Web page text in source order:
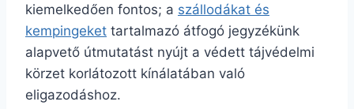
kiemelkedően fontos; a szállodákat és
kempingeket tartalmazó átfogó jegyzékünk
alapvető útmutatást nyújt a védett tájvédelmi
körzet korlátozott kínálatában való
eligazodáshoz.